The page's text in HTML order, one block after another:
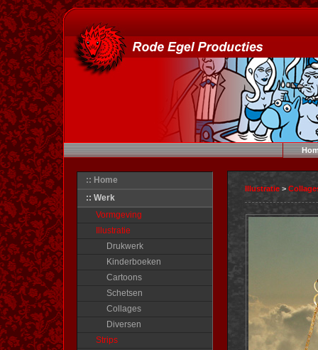
:: Home
:: Werk
Vormgeving
Illustratie
Drukwerk
Kinderboeken
Cartoons
Schetsen
Collages
Diversen
Strips
Illustratie >